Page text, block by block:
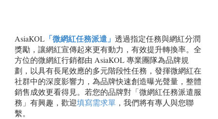
AsiaKOL 「微網紅任務派遣」 透過指定任務與網紅分潤
獎勵，讓網紅宣傳起來更有動力，有效提升轉換率。全
方位的微網紅行銷都由 AsiaKOL 專業團隊為品牌規
劃，以具有長尾效應的多元階段性任務，發揮微網紅在
社群中的深度影響力，為品牌快速創造曝光聲量，整體
銷售成效更看得見。若您的品牌對「微網紅任務派遣服
務」有興趣，歡迎填寫需求單 ，我們將有專人與您聯
繫。